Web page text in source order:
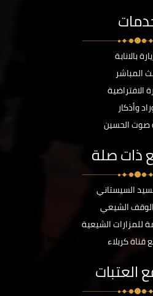
بالانابة
المباشر
الافتراضية
وأذكار
صوت الحسين
ذات صلة
السيستاني
الشيعي
للمزارات الشيعية
قناة كربلاء
العتبات